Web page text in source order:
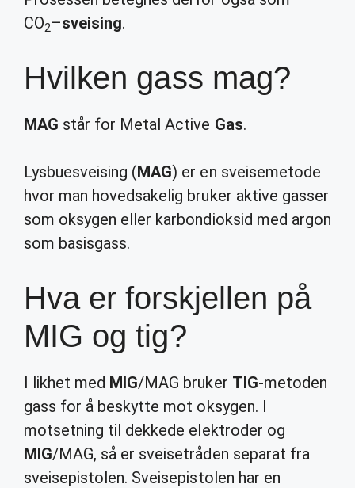
CO2–sveising.
Hvilken gass mag?
MAG står for Metal Active Gas.
Lysbuesveising (MAG) er en sveisemetode
hvor man hovedsakelig bruker aktive gasser
som oksygen eller karbondioksid med argon
som basisgass.
Hva er forskjellen på
MIG og tig?
I likhet med MIG/MAG bruker TIG-metoden
gass for å beskytte mot oksygen. I
motsetning til dekkede elektroder og
MIG/MAG, så er sveisetråden separat fra
sveisepistolen. Sveisepistolen har en